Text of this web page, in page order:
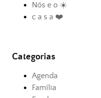
Nós e o ☀️
c a s a ❤️
Categorias
Agenda
Família